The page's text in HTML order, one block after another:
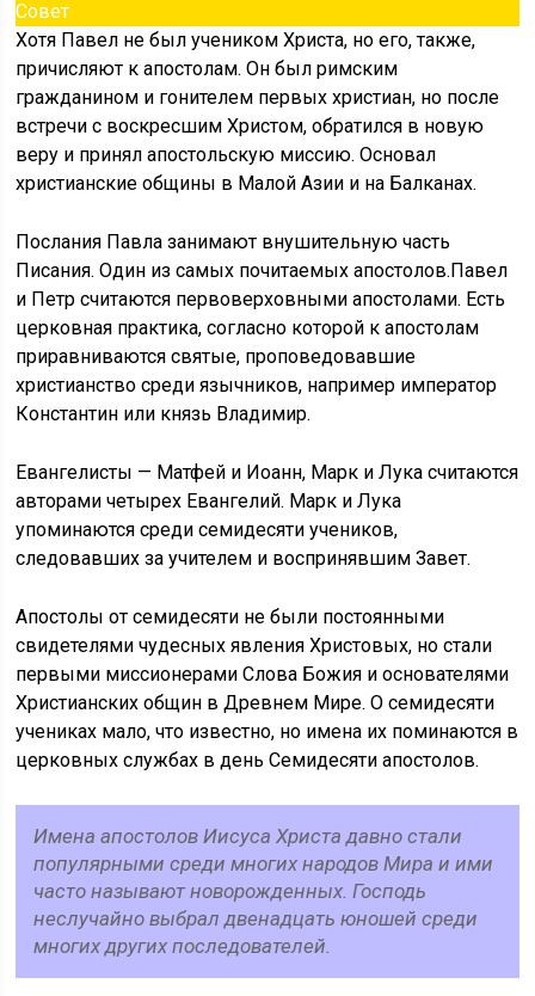
Совет
Хотя Павел не был учеником Христа, но его, также,
причисляют к апостолам. Он был римским
гражданином и гонителем первых христиан, но после
встречи с воскресшим Христом, обратился в новую
веру и принял апостольскую миссию. Основал
христианские общины в Малой Азии и на Балканах.
Послания Павла занимают внушительную часть
Писания. Один из самых почитаемых апостолов.Павел
и Петр считаются первоверховными апостолами. Есть
церковная практика, согласно которой к апостолам
приравниваются святые, проповедовавшие
христианство среди язычников, например император
Константин или князь Владимир.
Евангелисты — Матфей и Иоанн, Марк и Лука считаются
авторами четырех Евангелий. Марк и Лука
упоминаются среди семидесяти учеников,
следовавших за учителем и воспринявшим Завет.
Апостолы от семидесяти не были постоянными
свидетелями чудесных явления Христовых, но стали
первыми миссионерами Слова Божия и основателями
Христианских общин в Древнем Мире. О семидесяти
учениках мало, что известно, но имена их поминаются в
церковных службах в день Семидесяти апостолов.
Имена апостолов Иисуса Христа давно стали
популярными среди многих народов Мира и ими
часто называют новорожденных. Господь
неслучайно выбрал двенадцать юношей среди
многих других последователей.